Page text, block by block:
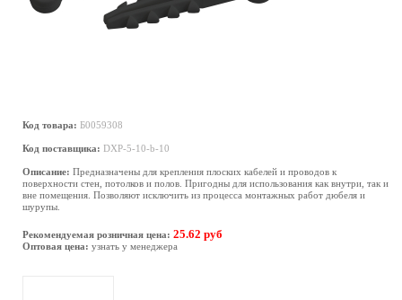
Код товара: Б0059308
Код поставщика: DXP-5-10-b-10
Описание: Предназначены для крепления плоских кабелей и проводов к
поверхности стен, потолков и полов. Пригодны для использования как внутри, так и
вне помещения. Позволяют исключить из процесса монтажных работ дюбеля и
шурупы.
Рекомендуемая розничная цена: 25.62 руб
Оптовая цена: узнать у менеджера